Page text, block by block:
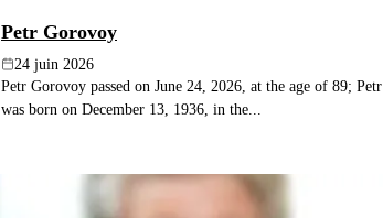
Petr Gorovoy
24 juin 2026
Petr Gorovoy passed on June 24, 2026, at the age of 89; Petr
was born on December 13, 1936, in the...